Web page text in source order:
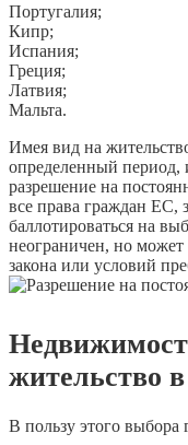
Португалия;
Кипр;
Испания;
Греция;
Латвия;
Мальта.
Имея вид на
определенный период,
разрешение на
все права граждан ЕС,
баллотироваться на
неограничен, но
закона или условий
жительство
В пользу этого